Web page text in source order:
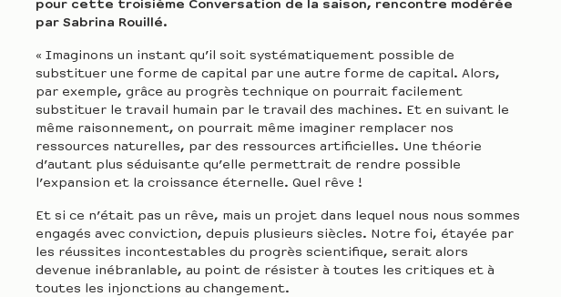
pour cette troisième Conversation de la saison, rencontre modérée
par Sabrina Rouillé.
« Imaginons un instant qu’il soit systématiquement possible de
substituer une forme de capital par une autre forme de capital. Alors,
par exemple, grâce au progrès technique on pourrait facilement
substituer le travail humain par le travail des machines. Et en suivant le
même raisonnement, on pourrait même imaginer remplacer nos
ressources naturelles, par des ressources artificielles. Une théorie
d’autant plus séduisante qu’elle permettrait de rendre possible
l’expansion et la croissance éternelle. Quel rêve !
Et si ce n’était pas un rêve, mais un projet dans lequel nous nous sommes
engagés avec conviction, depuis plusieurs siècles. Notre foi, étayée par
les réussites incontestables du progrès scientifique, serait alors
devenue inébranlable, au point de résister à toutes les critiques et à
toutes les injonctions au changement.